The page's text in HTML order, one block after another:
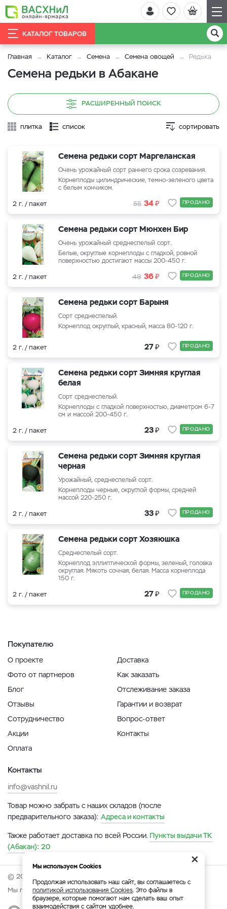
КАТАЛОГ ТОВАРОВ
Главная Каталог Семена Семена овощей Редька
Семена редьки в Абакане
РАСШИРЕННЫЙ ПОИСК
плитка список сортировать
Семена редьки сорт Маргеланская
Очень урожайный сорт раннего срока созревания.
Корнеплоды цилиндрические, темно-зеленого цвета
с белым кончиком.
2 г. / пакет 55 34₽ ПРОДАНО
Семена редьки сорт Мюнхен Бир
Очень урожайный среднеспелый сорт.
Белые, округлые корнеплоды с гладкой, ровной
поверхностью достигают массы 200-450 г.
2 г. / пакет 48 36₽ ПРОДАНО
Семена редьки сорт Барыня
Сорт среднеспелый.
Корнеплод округлый, красный, масса 80-120 г.
2 г. / пакет 27₽ ПРОДАНО
Семена редьки сорт Зимняя круглая
белая
Сорт среднеспелый.
Корнеплоды с гладкой поверхностью, диаметром 6-7
см и массой 200-450 г.
2 г. / пакет 23₽ ПРОДАНО
Семена редьки сорт Зимняя круглая
черная
Урожайный, среднеспелый сорт.
Корнеплоды черные, округлой формы, средней
массой 220-250 г.
2 г. / пакет 33₽ ПРОДАНО
Семена редьки сорт Хозяюшка
Среднеспелый сорт.
Корнеплод эллиптической формы, зеленый, головка
округлая. Мякоть сочная, белая. Масса корнеплода
150 г.
2 г. / пакет 27₽ ПРОДАНО
Покупателю
О проекте
Фото от партнеров
Блог
Отзывы
Сотрудничество
Акции
Оплата
Доставка
Как заказать
Отслеживание заказа
Гарантии и возврат
Вопрос-ответ
Контакты
Контакты
info@vashnil.ru
Товар можно забрать с наших складов (после
предварительного заказа): Адреса и контакты
Также работает доставка по всей России. Пункты выдачи ТК
(Абакан): 20
© 2026 Онлайн-ярмарка ВАСХНиЛ.
Мы принимаем:
×
Мы используем Cookies
Продолжая использовать наш сайт, вы соглашаетесь с
политикой использования Cookies. Это файлы в
браузере, которые помогают нам сделать ваш опыт
взаимодействия с сайтом удобнее.